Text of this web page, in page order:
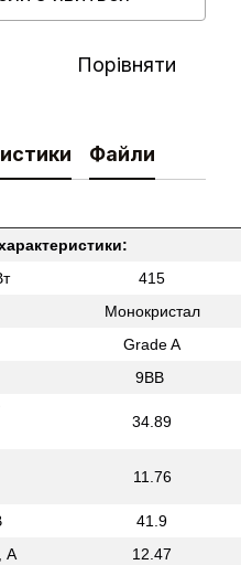
Порівняти
Файли
415
Монокристал
Grade A
9BB
34.89
11.76
41.9
А
12.47